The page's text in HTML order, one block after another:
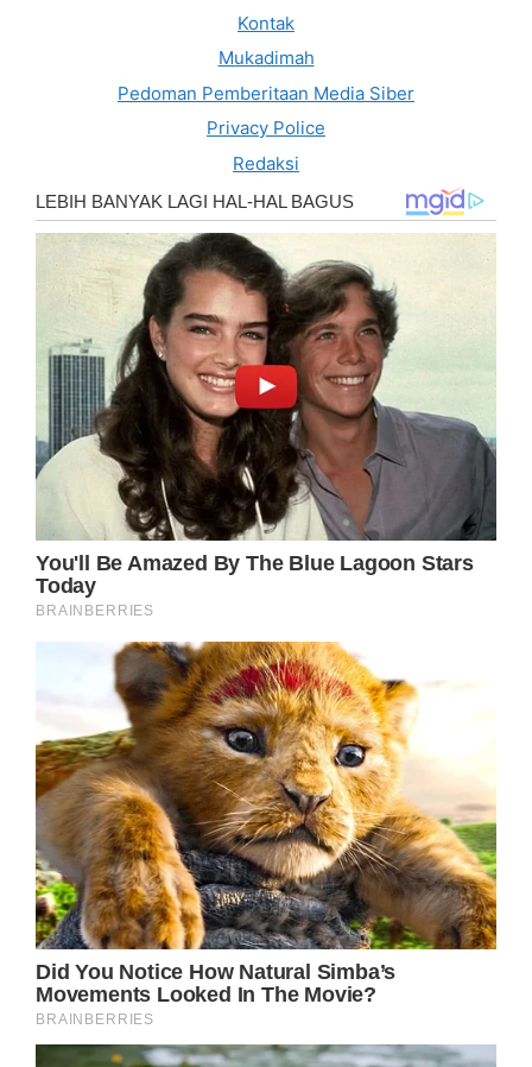
Kontak
Mukadimah
Pedoman Pemberitaan Media Siber
Privacy Police
Redaksi